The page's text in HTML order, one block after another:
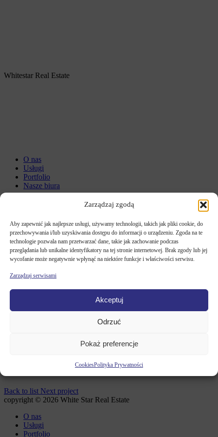
Zarządzaj zgodą
Aby zapewnić jak najlepsze usługi, używamy technologii, takich jak pliki cookie, do
przechowywania i/lub uzyskiwania dostępu do informacji o urządzeniu. Zgoda na te
technologie pozwala nam przetwarzać dane, takie jak zachowanie podczas
przeglądania lub unikalne identyfikatory na tej stronie internetowej. Brak zgody lub jej
wycofanie może negatywnie wpłynąć na niektóre funkcje i właściwości serwisu.
Zarządzaj serwisami
Akceptuj
Odrzuć
Pokaż preferencje
CookiesPolityka Prywatności
Whitestar Real Estate
O nas
Usługi
Portfolio
Nasze biura
Kontakt
Aktualności
Galeria Sandomierz
Back to list Next project
copyright © 2026 White Star Real Estate
O nas
Usługi
Portfolio